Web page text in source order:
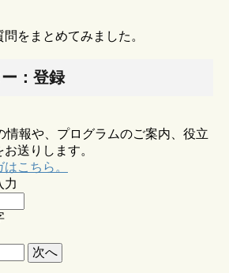
をまとめてみました。
：登録
情報や、プログラムのご案内、役立
送りします。
こちら。
力